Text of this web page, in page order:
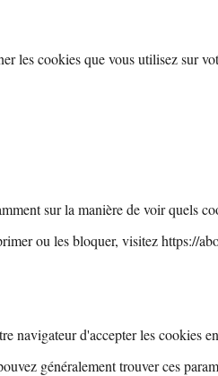
les cookies que vous utilisez sur
sur la manière de voir quels
ou les bloquer, visitezhttps://
navigateur d'accepter les cookies
généralement trouver ces